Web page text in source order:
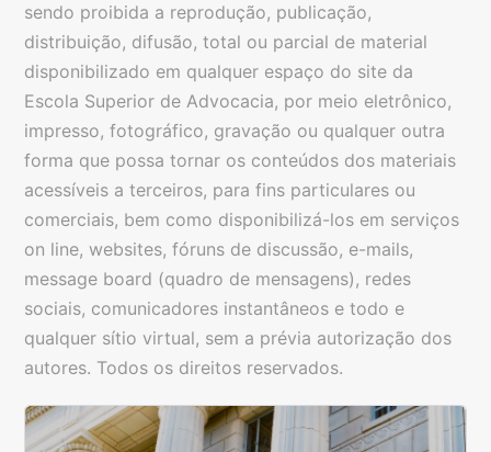
sendo proibida a reprodução, publicação,
distribuição, difusão, total ou parcial de material
disponibilizado em qualquer espaço do site da
Escola Superior de Advocacia, por meio eletrônico,
impresso, fotográfico, gravação ou qualquer outra
forma que possa tornar os conteúdos dos materiais
acessíveis a terceiros, para fins particulares ou
comerciais, bem como disponibilizá-los em serviços
on line, websites, fóruns de discussão, e-mails,
message board (quadro de mensagens), redes
sociais, comunicadores instantâneos e todo e
qualquer sítio virtual, sem a prévia autorização dos
autores. Todos os direitos reservados.